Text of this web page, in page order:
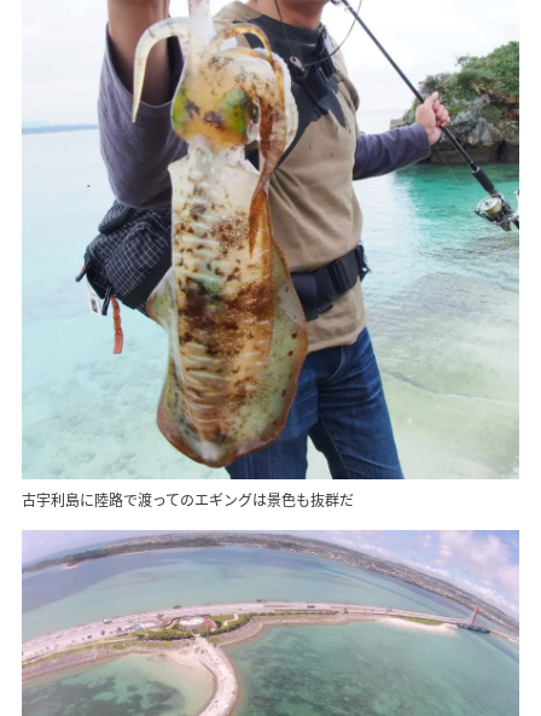
古宇利島に陸路で渡ってのエギングは景色も抜群だ